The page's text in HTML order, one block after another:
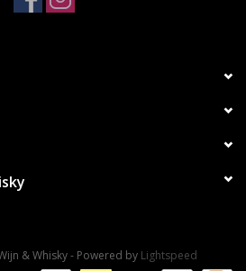
& Whisky - Powered by Lightspeed